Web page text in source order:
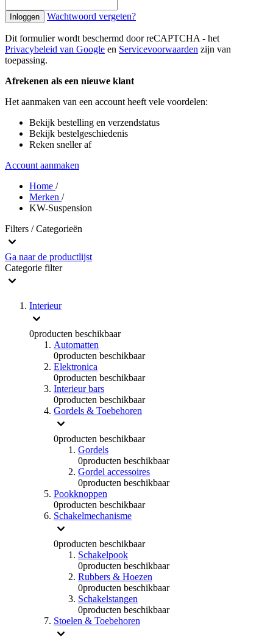
Inloggen Wachtwoord vergeten?
Dit formulier wordt beschermd door reCAPTCHA - het
Privacybeleid van Google en Servicevoorwaarden zijn van
toepassing.
Afrekenen als een nieuwe klant
Het aanmaken van een account heeft vele voordelen:
Bekijk bestelling en verzendstatus
Bekijk bestelgeschiedenis
Reken sneller af
Account aanmaken
Home /
Merken /
KW-Suspension
Filters / Categorieën
Ga naar de productlijst
Categorie filter
Interieur
0producten beschikbaar
Automatten
0producten beschikbaar
Elektronica
0producten beschikbaar
Interieur bars
0producten beschikbaar
Gordels & Toebehoren
0producten beschikbaar
Gordels
0producten beschikbaar
Gordel accessoires
0producten beschikbaar
Pookknoppen
0producten beschikbaar
Schakelmechanisme
0producten beschikbaar
Schakelpook
0producten beschikbaar
Rubbers & Hoezen
0producten beschikbaar
Schakelstangen
0producten beschikbaar
Stoelen & Toebehoren